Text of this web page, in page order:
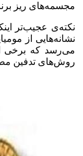
مجسمه‌های ریز
نکته‌ی عجیب‌تر
نشانه‌هایی از
می‌رسد که برخی
روش‌های تدفین